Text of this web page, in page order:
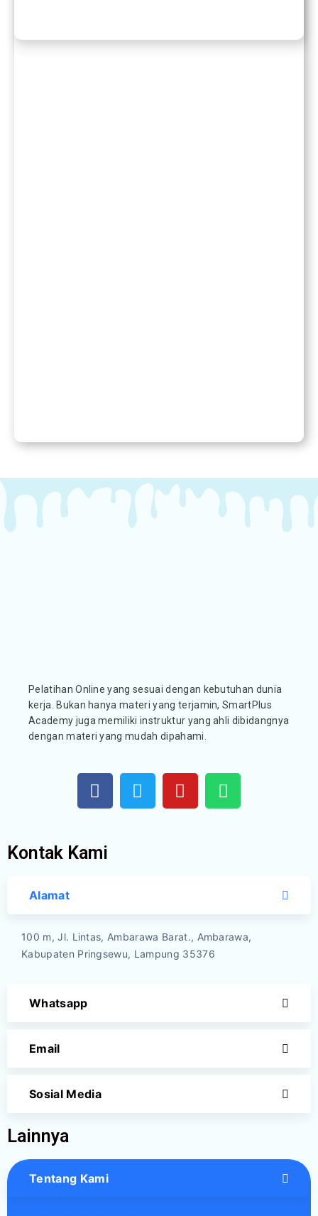
Pelatihan Online yang sesuai dengan kebutuhan dunia
kerja. Bukan hanya materi yang terjamin, SmartPlus
Academy juga memiliki instruktur yang ahli dibidangnya
dengan materi yang mudah dipahami.
Kontak Kami
Alamat
100 m, Jl. Lintas, Ambarawa Barat., Ambarawa,
Kabupaten Pringsewu, Lampung 35376
Whatsapp
Email
Sosial Media
Lainnya
Tentang Kami